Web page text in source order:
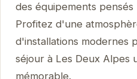
des équipements
Profitez d'une
d'installations modernes
séjour à Les Deux Alpes
mémorable.